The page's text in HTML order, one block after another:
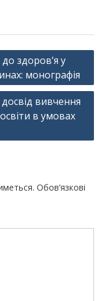
здоров’я у
монографія
вивчення
в умовах
Обов’язкові